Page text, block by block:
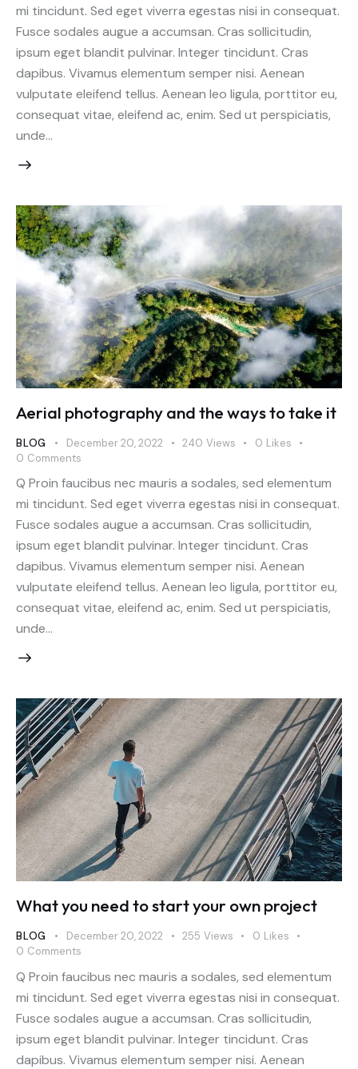
mi tincidunt. Sed eget viverra egestas nisi in consequat.
Fusce sodales augue a accumsan. Cras sollicitudin,
ipsum eget blandit pulvinar. Integer tincidunt. Cras
dapibus. Vivamus elementum semper nisi. Aenean
vulputate eleifend tellus. Aenean leo ligula, porttitor eu,
consequat vitae, eleifend ac, enim. Sed ut perspiciatis,
unde…
Aerial photography and the ways to take it
BLOG December 20, 2022 240 Views 0 Likes
0 Comments
Q Proin faucibus nec mauris a sodales, sed elementum
mi tincidunt. Sed eget viverra egestas nisi in consequat.
Fusce sodales augue a accumsan. Cras sollicitudin,
ipsum eget blandit pulvinar. Integer tincidunt. Cras
dapibus. Vivamus elementum semper nisi. Aenean
vulputate eleifend tellus. Aenean leo ligula, porttitor eu,
consequat vitae, eleifend ac, enim. Sed ut perspiciatis,
unde…
What you need to start your own project
BLOG December 20, 2022 255 Views 0 Likes
0 Comments
Q Proin faucibus nec mauris a sodales, sed elementum
mi tincidunt. Sed eget viverra egestas nisi in consequat.
Fusce sodales augue a accumsan. Cras sollicitudin,
ipsum eget blandit pulvinar. Integer tincidunt. Cras
dapibus. Vivamus elementum semper nisi. Aenean